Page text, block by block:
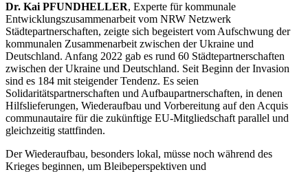
Dr. Kai PFUNDHELLER, Experte für kommunale
Entwicklungszusammenarbeit vom NRW Netzwerk
Städtepartnerschaften, zeigte sich begeistert vom Aufschwung der
kommunalen Zusammenarbeit zwischen der Ukraine und
Deutschland. Anfang 2022 gab es rund 60 Städtepartnerschaften
zwischen der Ukraine und Deutschland. Seit Beginn der Invasion
sind es 184 mit steigender Tendenz. Es seien
Solidaritätspartnerschaften und Aufbaupartnerschaften, in denen
Hilfslieferungen, Wiederaufbau und Vorbereitung auf den Acquis
communautaire für die zukünftige EU-Mitgliedschaft parallel und
gleichzeitig stattfinden.
Der Wiederaufbau, besonders lokal, müsse noch während des
Krieges beginnen, um Bleibeperspektiven und